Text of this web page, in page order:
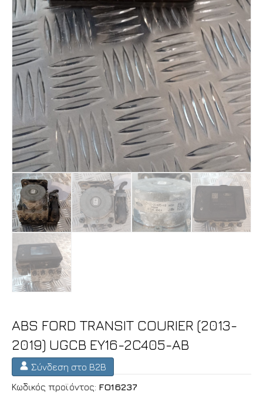
ABS FORD TRANSIT COURIER (2013-
2019) UGCB EY16-2C405-AB
Σύνδεση στο B2B
Κωδικός προϊόντος: FO16237